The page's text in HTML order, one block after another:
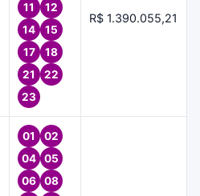
11
12
14
15
17
18
21
22
23
R$ 1.390.055,21
01
02
04
05
06
08